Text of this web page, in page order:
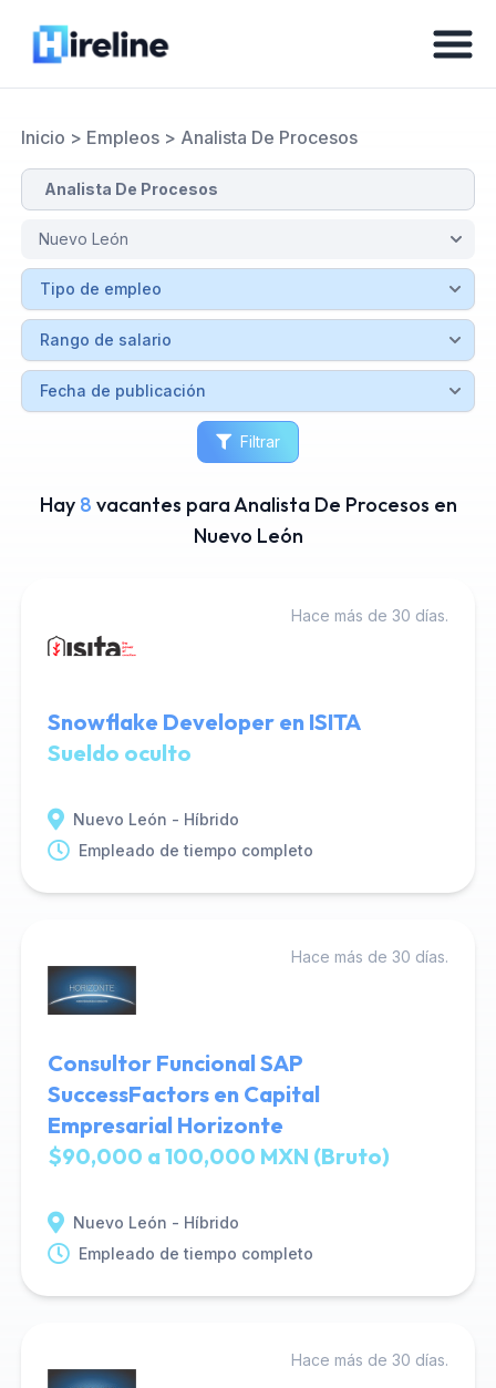
Inicio > Empleos> Analista De Procesos
Filtrar
Hay 8 vacantes para Analista De Procesos en
Nuevo León
Hace más de 30 días.
Snowflake Developer en ISITA
Sueldo oculto
Nuevo León - Híbrido
Empleado de tiempo completo
Hace más de 30 días.
Consultor Funcional SAP
SuccessFactors en Capital
Empresarial Horizonte
$90,000 a 100,000 MXN (Bruto)
Nuevo León - Híbrido
Empleado de tiempo completo
Hace más de 30 días.